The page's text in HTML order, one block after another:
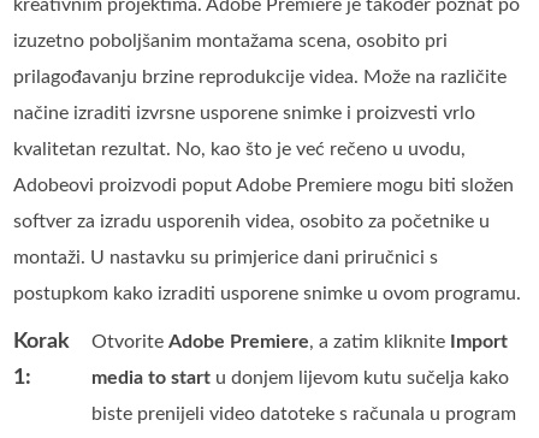
kreativnim projektima. Adobe Premiere je također poznat po
izuzetno poboljšanim montažama scena, osobito pri
prilagođavanju brzine reprodukcije videa. Može na različite
načine izraditi izvrsne usporene snimke i proizvesti vrlo
kvalitetan rezultat. No, kao što je već rečeno u uvodu,
Adobeovi proizvodi poput Adobe Premiere mogu biti složen
softver za izradu usporenih videa, osobito za početnike u
montaži. U nastavku su primjerice dani priručnici s
postupkom kako izraditi usporene snimke u ovom programu.
Korak
1:
OtvoriteAdobe Premiere, a zatim kliknite
Import
media to start u donjem lijevom kutu sučelja kako
biste prenijeli video datoteke s računala u program